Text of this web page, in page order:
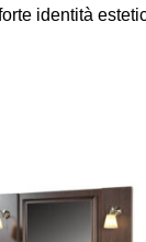
identità